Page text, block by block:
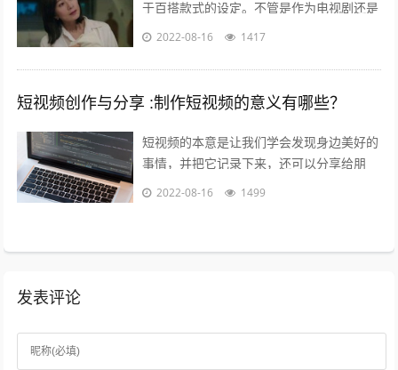
于百搭款式的设定。不管是作为电视剧还是
电影，长的短的都有讲不完的故事；也都能
2022-08-16 1417
短视频创作与分享 :制作短视频的意义有哪些？
短视频的本意是让我们学会发现身边美好的
事情，并把它记录下来，还可以分享给朋
友，制作短视频的意义在于让关心你的人了
2022-08-16 1499
发表评论